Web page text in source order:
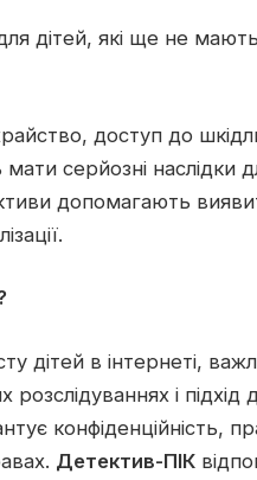
дітей, які ще не
доступ до
серйозні наслідки
допомагають
дітей в інтернеті,
і підхід
конфіденційність,
Детектив-ПІК